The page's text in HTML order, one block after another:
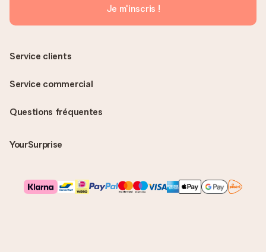
Je m'inscris !
Questions fréquentes
YourSurprise
Service clients
Service commercial